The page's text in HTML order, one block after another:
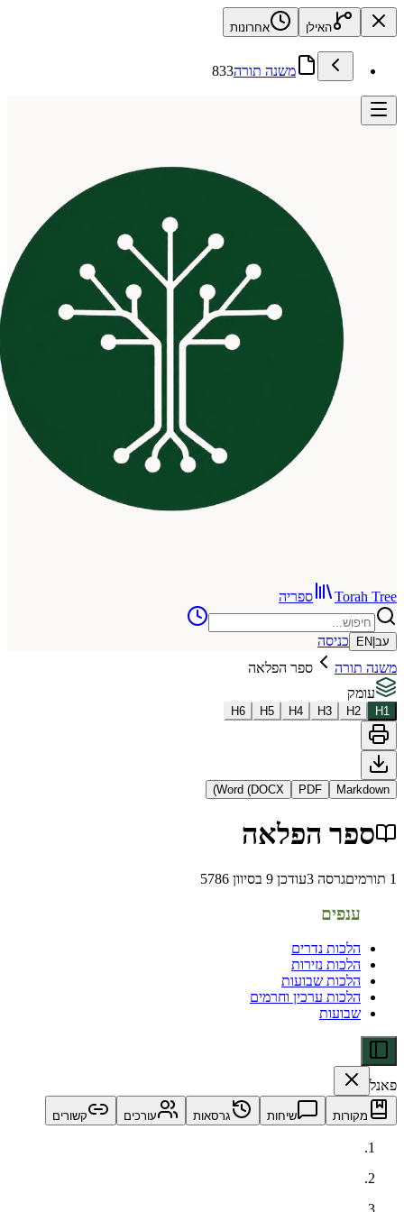
האילן אחרונות
משנה תורה833
ספריה
כניסה
ספר הפלאה
H3
H4
H5
H6
PDF
Word (DOCX)
הפלאה
גרסה 3עודכן 9 בסיוון 5786
נדרים
נזירות
שבועות
ערכין וחרמים
שיחות גרסאות עורכים קשורים